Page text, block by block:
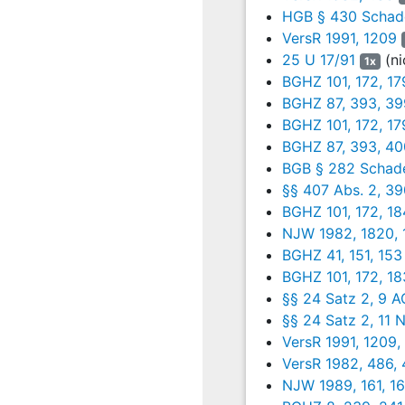
die Klage abzuweisen.
Die Beklagte hat
Schadensregulie-
Dazu hat sie
Meinung vertreten,
oder groben
darüber hinaus
untermauert. Sie hat
beruhe und nicht
Das Landgericht hat
seien, Ent-gegen §
Angestellten entla-
HGB § 430
VersR 1991, 1209
25 U 17/91
1x
BGHZ 101, 172,
BGHZ 87, 393,
BGHZ 101, 172,
BGHZ 87, 393,
BGB § 282
§§ 407 Abs. 2,
BGHZ 101, 172,
NJW 1982, 1820,
BGHZ 41, 151, 153
BGHZ 101, 172,
§§ 24 Satz 2, 9
§§ 24 Satz 2, 11
VersR 1991, 1209,
VersR 1982, 486,
NJW 1989, 161,